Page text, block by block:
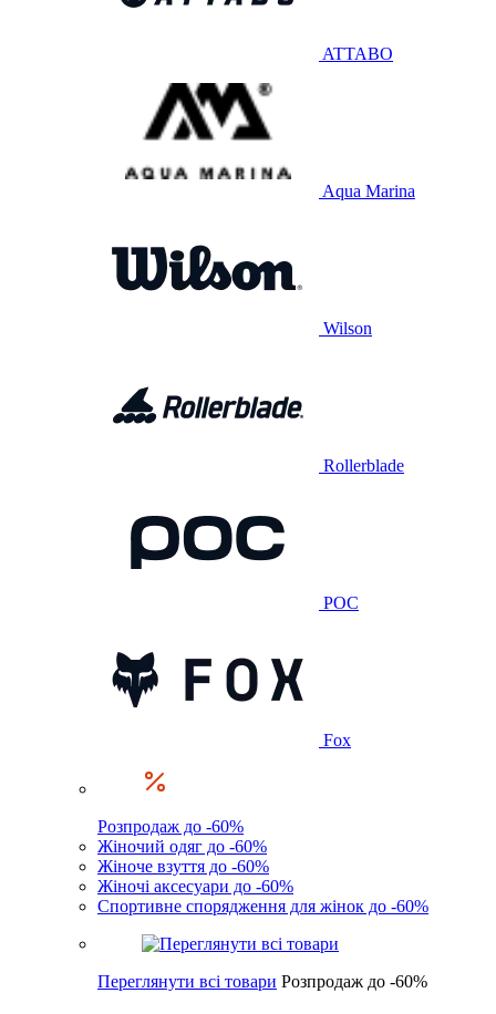
ATTABO
Aqua Marina
Wilson
Rollerblade
POC
Fox
Розпродаж до -60%
Жіночий одяг до -60%
Жіноче взуття до -60%
Жіночі аксесуари до -60%
Спортивне спорядження для жінок до -60%
Переглянути всі товари Розпродаж до -60%